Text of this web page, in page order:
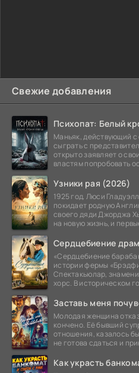
Свежие добавления
Психопат: Белый
Маньяк, действующий
сыграть с
открыто заявляет о
властям попробовать
Узники рая (2026)
1925 год. Люси
покидает родную
своего дяди Джорджа
на новую жизнь, и
Сердцебиение
«Сердцебиение
истории фермы
Спектакьюлар,
хорс. В историческом
Заставь меня
Молодая женщина
кончено. Её бывший
отношения, казалось
не готова сдаться и
Как украсть